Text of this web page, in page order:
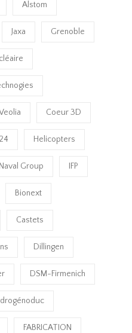
Alstom
Jaxa Grenoble
Coeur 3D
Helicopters
Naval Group IFP
Bionext
Castets
Dillingen
DSM-Firmenich
FABRICATION